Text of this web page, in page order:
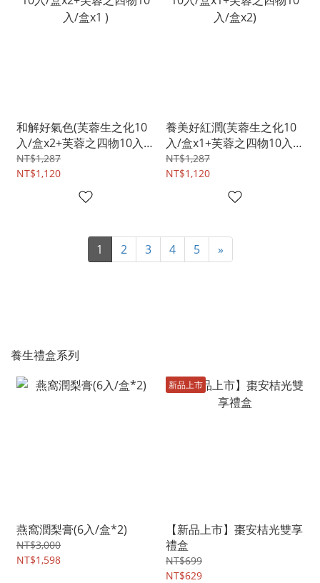
和解好氣色(芙蓉生之化10
入/盒x2+芙蓉之四物10入/
盒x1 )
NT$1,287
NT$1,120
養美好紅潤(芙蓉生之化10
入/盒x1+芙蓉之四物10入/
盒x2)
NT$1,287
NT$1,120
1 2 3 4 5 »
養生禮盒系列
燕窩潤梨膏(6入/盒*2)
NT$3,000
NT$1,598
新品上市
【新品上市】棗安桔光雙享
禮盒
NT$699
NT$629